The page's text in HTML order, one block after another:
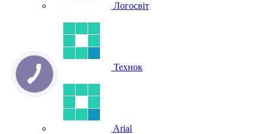
Логосвіт
Технок
Arial